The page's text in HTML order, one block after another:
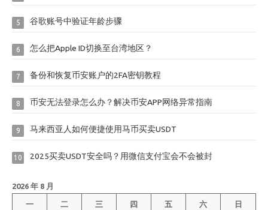
5 谷歌账号中验证年龄步骤
6 怎么把Apple ID切换至台湾地区？
7 备份和恢复币安账户的2FA密钥教程
8 币安无法登录怎么办？解决币安APP网络异常指南
9 马来西亚人如何便捷使用马币买卖USDT
10 2025买卖USDT安全吗？用微信支付宝会不会被封
2026 年 8 月
一 二 三 四 五 六 日